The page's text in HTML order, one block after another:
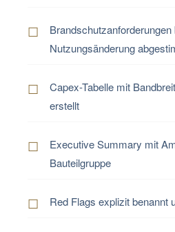
Brandschutzanforderungen
Nutzungsänderung
Capex-Tabelle mit
erstellt
Executive Summary mit
Bauteilgruppe
Red Flags explizit benannt